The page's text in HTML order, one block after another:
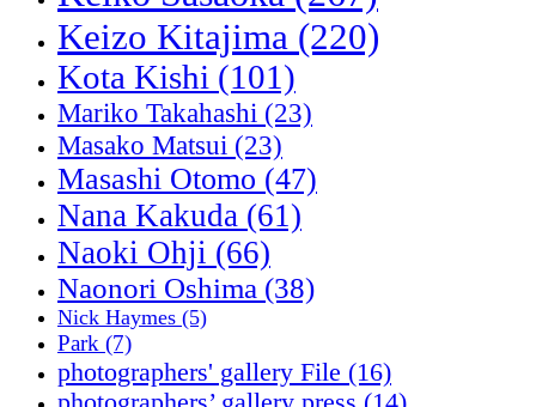
Keizo Kitajima (220)
Kota Kishi (101)
Mariko Takahashi (23)
Masako Matsui (23)
Masashi Otomo (47)
Nana Kakuda (61)
Naoki Ohji (66)
Naonori Oshima (38)
Nick Haymes (5)
Park (7)
photographers' gallery File (16)